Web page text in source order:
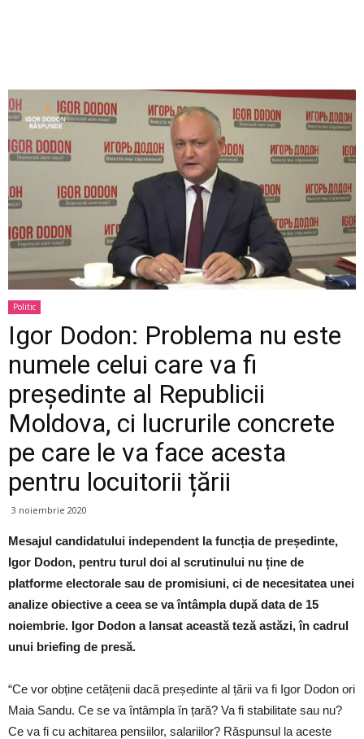
Politic
Igor Dodon: Problema nu este
numele celui care va fi
președinte al Republicii
Moldova, ci lucrurile concrete
pe care le va face acesta
pentru locuitorii țării
3 noiembrie 2020
Mesajul candidatului independent la funcția de președinte,
Igor Dodon, pentru turul doi al scrutinului nu ține de
platforme electorale sau de promisiuni, ci de necesitatea unei
analize obiective a ceea se va întâmpla după data de 15
noiembrie. Igor Dodon a lansat această teză astăzi, în cadrul
unui briefing de presă.
“Ce vor obține cetățenii dacă președinte al țării va fi Igor Dodon ori
Maia Sandu. Ce se va întâmpla în țară? Va fi stabilitate sau nu?
Ce va fi cu achitarea pensiilor, salariilor? Răspunsul la aceste